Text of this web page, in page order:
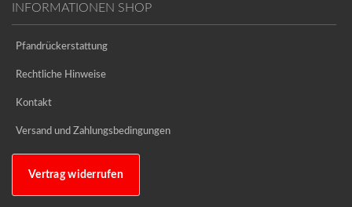
INFORMATIONEN SHOP
Pfandrückerstattung
Rechtliche Hinweise
Kontakt
Versand und Zahlungsbedingungen
Vertrag widerrufen